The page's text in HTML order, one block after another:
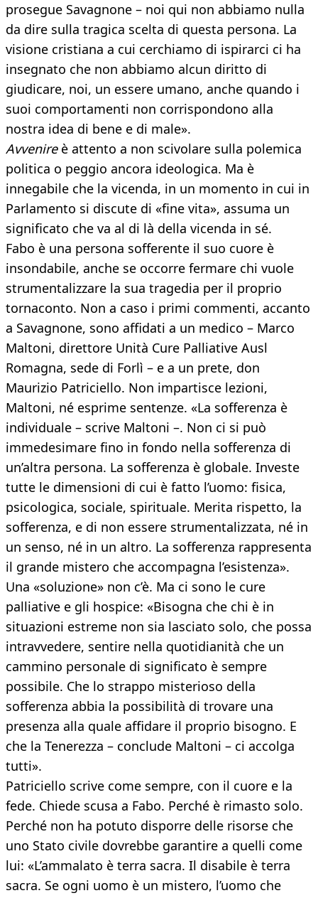
prosegue Savagnone – noi qui non abbiamo nulla
da dire sulla tragica scelta di questa persona. La
visione cristiana a cui cerchiamo di ispirarci ci ha
insegnato che non abbiamo alcun diritto di
giudicare, noi, un essere umano, anche quando i
suoi comportamenti non corrispondono alla
nostra idea di bene e di male».
Avvenireè attento a non scivolare sulla polemica
politica o peggio ancora ideologica. Ma è
innegabile che la vicenda, in un momento in cui in
Parlamento si discute di «fine vita», assuma un
significato che va al di là della vicenda in sé.
Fabo è una persona sofferente il suo cuore è
insondabile, anche se occorre fermare chi vuole
strumentalizzare la sua tragedia per il proprio
tornaconto. Non a caso i primi commenti, accanto
a Savagnone, sono affidati a un medico – Marco
Maltoni, direttore Unità Cure Palliative Ausl
Romagna, sede di Forlì – e a un prete, don
Maurizio Patriciello. Non impartisce lezioni,
Maltoni, né esprime sentenze. «La sofferenza è
individuale – scrive Maltoni –. Non ci si può
immedesimare fino in fondo nella sofferenza di
un’altra persona. La sofferenza è globale. Investe
tutte le dimensioni di cui è fatto l’uomo: fisica,
psicologica, sociale, spirituale. Merita rispetto, la
sofferenza, e di non essere strumentalizzata, né in
un senso, né in un altro. La sofferenza rappresenta
il grande mistero che accompagna l’esistenza».
Una «soluzione» non c’è. Ma ci sono le cure
palliative e gli hospice: «Bisogna che chi è in
situazioni estreme non sia lasciato solo, che possa
intravvedere, sentire nella quotidianità che un
cammino personale di significato è sempre
possibile. Che lo strappo misterioso della
sofferenza abbia la possibilità di trovare una
presenza alla quale affidare il proprio bisogno. E
che la Tenerezza – conclude Maltoni – ci accolga
tutti».
Patriciello scrive come sempre, con il cuore e la
fede. Chiede scusa a Fabo. Perché è rimasto solo.
Perché non ha potuto disporre delle risorse che
uno Stato civile dovrebbe garantire a quelli come
lui: «L’ammalato è terra sacra. Il disabile è terra
sacra. Se ogni uomo è un mistero, l’uomo che